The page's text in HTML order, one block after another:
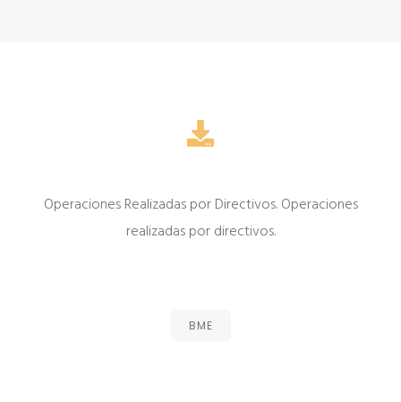
Operaciones Realizadas por Directivos. Operaciones
realizadas por directivos.
BME